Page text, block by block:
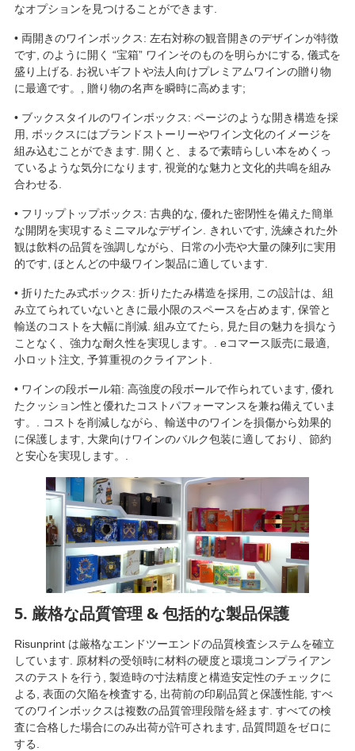
なオプションを見つけることができます.
• 両開きのワインボックス: 左右対称の観音開きのデザインが特徴
です, のように開く “宝箱” ワインそのものを明らかにする, 儀式を
盛り上げる. お祝いギフトや法人向けプレミアムワインの贈り物
に最適です。, 贈り物の名声を瞬時に高めます;
• ブックスタイルのワインボックス: ページのような開き構造を採
用, ボックスにはブランドストーリーやワイン文化のイメージを
組み込むことができます. 開くと、まるで素晴らしい本をめくっ
ているような気分になります, 視覚的な魅力と文化的共鳴を組み
合わせる.
• フリップトップボックス: 古典的な, 優れた密閉性を備えた簡単
な開閉を実現するミニマルなデザイン. きれいです, 洗練された外
観は飲料の品質を強調しながら、日常の小売や大量の陳列に実用
的です, ほとんどの中級ワイン製品に適しています.
• 折りたたみ式ボックス: 折りたたみ構造を採用, この設計は、組
み立てられていないときに最小限のスペースを占めます, 保管と
輸送のコストを大幅に削減. 組み立てたら, 見た目の魅力を損なう
ことなく、強力な耐久性を実現します。. eコマース販売に最適,
小ロット注文, 予算重視のクライアント.
• ワインの段ボール箱: 高強度の段ボールで作られています, 優れ
たクッション性と優れたコストパフォーマンスを兼ね備えていま
す。. コストを削減しながら、輸送中のワインを損傷から効果的
に保護します, 大衆向けワインのバルク包装に適しており、節約
と安心を実現します。.
5. 厳格な品質管理 & 包括的な製品保護
Risunprint は厳格なエンドツーエンドの品質検査システムを確立
しています. 原材料の受領時に材料の硬度と環境コンプライアン
スのテストを行う, 製造時の寸法精度と構造安定性のチェックに
よる, 表面の欠陥を検査する, 出荷前の印刷品質と保護性能, すべ
てのワインボックスは複数の品質管理段階を経ます. すべての検
査に合格した場合にのみ出荷が許可されます, 品質問題をゼロに
する.